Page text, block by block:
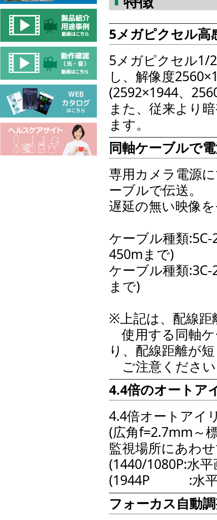
5メガピクセル高
5メガピクセル1/
し、解像度
(2592×1944、
また、従来より
ます。
同軸ケーブルで
専用カメラ電源
ーブルで伝送。
遅延の無い映像
ケーブル種類
450mまで)
ケーブル種類
まで)
※上記は、配線
使用する同軸
り、配線距離が
ご注意くださ
4.4倍のオートア
4.4倍オートアイ
(広角f=2.7mm～
監視場所にあわ
(1440/1080P:水
(1944P :水平画
フォーカス自動